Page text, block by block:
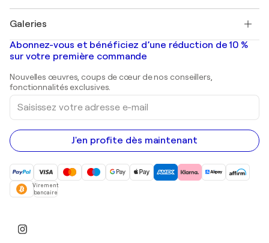
Banksy
Mr. Brainwash
Shepard Fairey
Tableaux abstraits à vendre
Peintures de paysage
Estampes
Peintures acryliques
Galeries
Galeries d'art en France
Galeries d'art en Belgique
Abonnez-vous et bénéficiez d’une réduction de 10 %
sur votre première commande
Nouvelles œuvres, coups de cœur de nos conseillers,
fonctionnalités exclusives.
Saisissez
votre
adresse
e-
mail
J'en profite dès maintenant
Virement
bancaire